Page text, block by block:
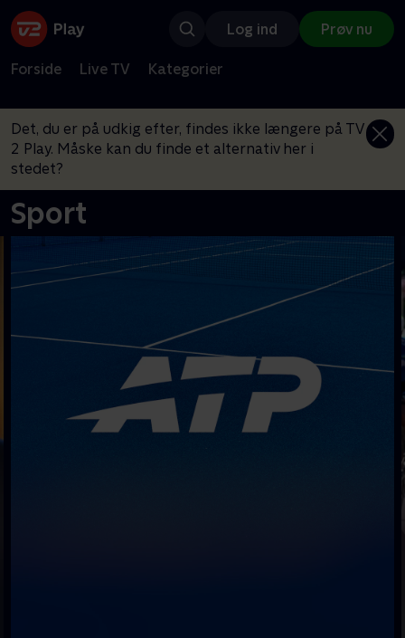
Log ind Prøv nu
Forside Live TV Kategorier
Det, du er på udkig efter, findes ikke længere på TV
2 Play. Måske kan du finde et alternativ her i
stedet?
Sport